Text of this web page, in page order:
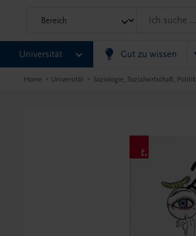
Universität Gut zu wissen
Pädagogik/Bildung
Home Universität Soziologie, Sozialwirtschaft, Politik